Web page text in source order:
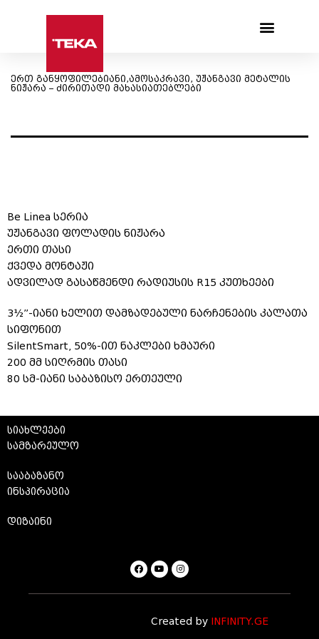
ერთ განყოფილებიანი,ამოსაკრავი, უჟანგავი მეტალის
ნიჟარა – ძირითადი მახასიათებლები
Be Linea სერია
უჟანგავი ფოლადის ნიჟარა
ერთი თასი
ქვედა მონტაჟი
ადვილად გასაწმენდი რადიუსის R15 კუთხეები
3½”-იანი ხელით დამზადებული ნარჩენების კალათა
სიფონით
SilentSmart, 50%-ით ნაკლები ხმაური
200 მმ სიღრმის თასი
80 სმ-იანი საბაზისო ერთეული
სიახლეები
სამზარეულო
სააბაზანო
ინსპირაცია
დიზაინი
Created by INFINITY.GE